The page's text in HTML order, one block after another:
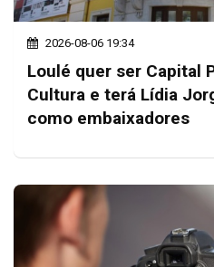
2026-08-06 19:34
Loulé quer ser Capital
Cultura e terá Lídia
como embaixadores